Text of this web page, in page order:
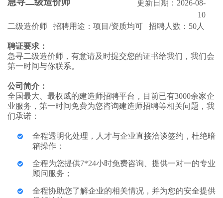
更新日期：2026-08-
10
二级造价师 招聘用途：项目/资质均可 招聘人数：50人
聘证要求：
急寻二级造价师，有意请及时提交您的证书给我们，我们会
第一时间与你联系。
公司简介：
全国最大、最权威的建造师招聘平台，目前已有3000余家企
业服务，第一时间免费为您咨询建造师招聘等相关问题，我
们承诺：
全程透明化处理，人才与企业直接洽谈签约，杜绝暗
箱操作；
全程为您提供7*24小时免费咨询、提供一对一的专业
顾问服务；
全程协助您了解企业的相关情况，并为您的安全提供